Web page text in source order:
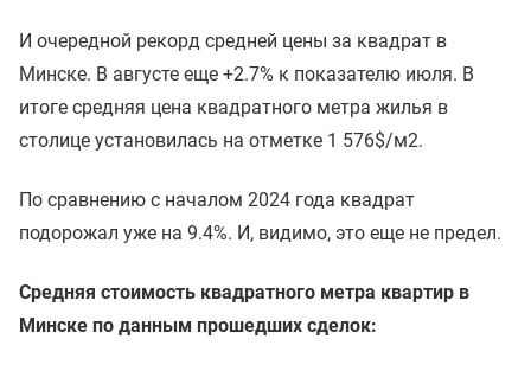
И очередной рекорд средней цены за квадрат в
Минске. В августе еще +2.7% к показателю июля. В
итоге средняя цена квадратного метра жилья в
столице установилась на отметке 1 576$/м2.
По сравнению с началом 2024 года квадрат
подорожал уже на 9.4%. И, видимо, это еще не предел.
Средняя стоимость квадратного метра квартир в
Минске по данным прошедших сделок: